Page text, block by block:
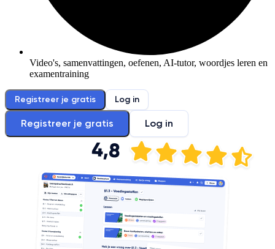
Video's, samenvattingen, oefenen, AI-tutor, woordjes leren en
examentraining
Registreer je gratis Log in
Registreer je gratis Log in